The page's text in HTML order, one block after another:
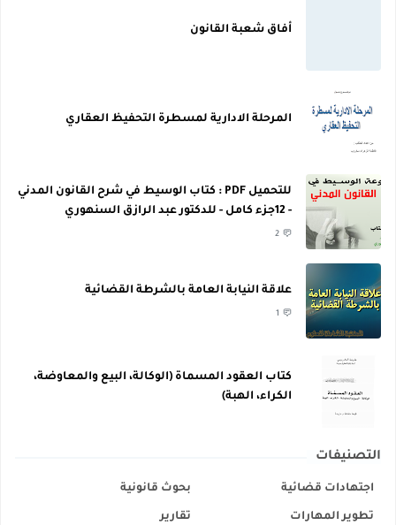
أفاق شعبة القانون
المرحلة الادارية لمسطرة التحفيظ العقاري
للتحميل PDF : كتاب الوسيط في شرح القانون المدني
- 12جزء كامل - للدكتور عبد الرازق السنهوري
2
علاقة النيابة العامة بالشرطة القضائية
1
كتاب العقود المسماة (الوكالة، البيع والمعاوضة،
الكراء، الهبة)
التصنيفات
اجتهادات قضائية بحوث قانونية
تطوير المهارات تقارير